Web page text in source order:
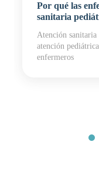
Por qué las
sanitaria
Atención
atención
enfermeros